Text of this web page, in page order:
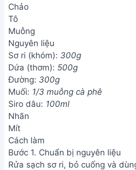
Chảo
Tô
Muỗng
Nguyên liệu
Sơ ri (khóm): 300g
Dứa (thơm): 500g
Đường: 300g
Muối: 1/3 muỗng cà phê
Siro dâu: 100ml
Nhãn
Mít
Cách làm
Bước 1. Chuẩn bị nguyên liệu
Rửa sạch sơ ri, bỏ cuống và